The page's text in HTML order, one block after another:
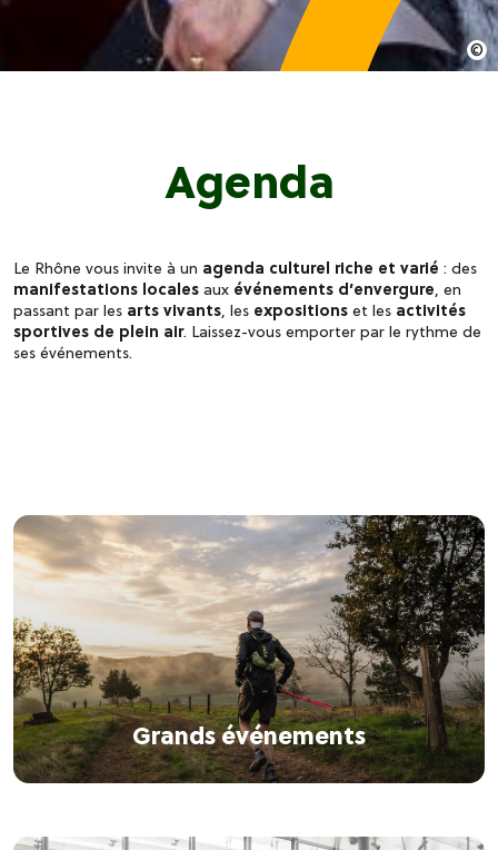
Agenda
Le Rhône vous invite à un agenda culturel riche et varié : des
manifestations locales aux événements d’envergure, en
passant par les arts vivants, les expositions et les activités
sportives de plein air. Laissez-vous emporter par le rythme de
ses événements.
Grands événements